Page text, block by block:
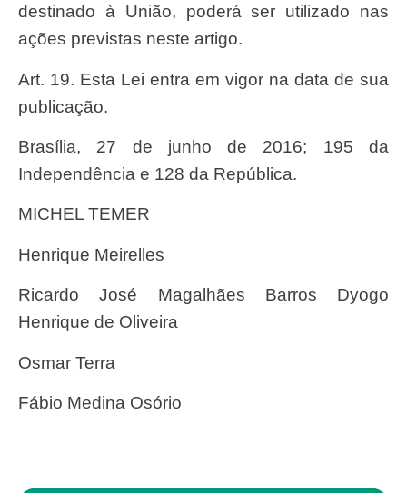
destinado à União, poderá ser utilizado nas
ações previstas neste artigo.
Art. 19. Esta Lei entra em vigor na data de sua
publicação.
Brasília, 27 de junho de 2016; 195 da
Independência e 128 da República.
MICHEL TEMER
Henrique Meirelles
Ricardo José Magalhães Barros Dyogo
Henrique de Oliveira
Osmar Terra
Fábio Medina Osório